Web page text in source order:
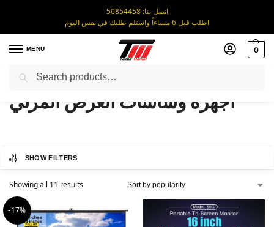
اتصل بنا: 50854458
اطلب قبل 6 مساءاً واستلم طلبك في نفس اليوم
MENU 0
Home / اجهزة وشاشات العرض المرئي
اجهزة وشاشات العرض المرئي
SHOW FILTERS
Showing all 11 results
-17%